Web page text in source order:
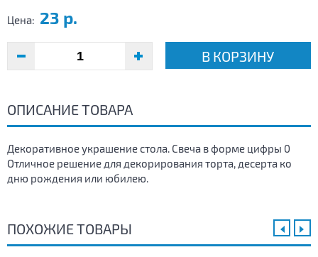
Цена: 23 р.
В КОРЗИНУ
ОПИСАНИЕ ТОВАРА
Декоративное украшение стола. Свеча в форме цифры 0
Отличное решение для декорирования торта, десерта ко
дню рождения или юбилею.
ПОХОЖИЕ ТОВАРЫ